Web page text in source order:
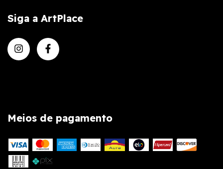
Siga a ArtPlace
Meios de pagamento